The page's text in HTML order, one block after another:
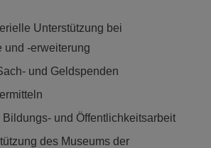
Unterstützung bei
und -erweiterung
und Geldspenden
Bildungs- und Öffentlichkeitsarbeit
des Museums der